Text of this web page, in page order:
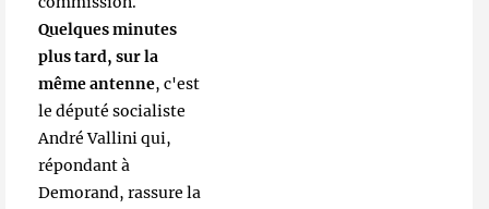
Quelques minutes
plus tard, sur la
même antenne, c'est
le député socialiste
André Vallini qui,
répondant à
Demorand, rassure la